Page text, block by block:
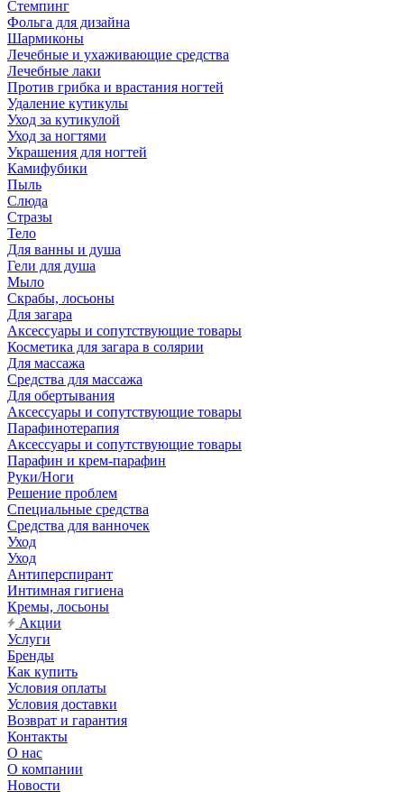
Стемпинг
Фольга для дизайна
Шармиконы
Лечебные и ухаживающие средства
Лечебные лаки
Против грибка и врастания ногтей
Удаление кутикулы
Уход за кутикулой
Уход за ногтями
Украшения для ногтей
Камифубики
Пыль
Слюда
Стразы
Тело
Для ванны и душа
Гели для душа
Мыло
Скрабы, лосьоны
Для загара
Аксессуары и сопутствующие товары
Косметика для загара в солярии
Для массажа
Средства для массажа
Для обертывания
Аксессуары и сопутствующие товары
Парафинотерапия
Аксессуары и сопутствующие товары
Парафин и крем-парафин
Руки/Ноги
Решение проблем
Специальные средства
Средства для ванночек
Уход
Уход
Антиперспирант
Интимная гигиена
Кремы, лосьоны
Акции
Услуги
Бренды
Как купить
Условия оплаты
Условия доставки
Возврат и гарантия
Контакты
О нас
О компании
Новости